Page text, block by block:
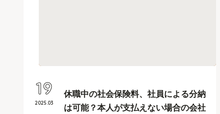
休職中の社会保険料、社員による分納
は可能？本人が支払えない場合の会社
2025.03
19